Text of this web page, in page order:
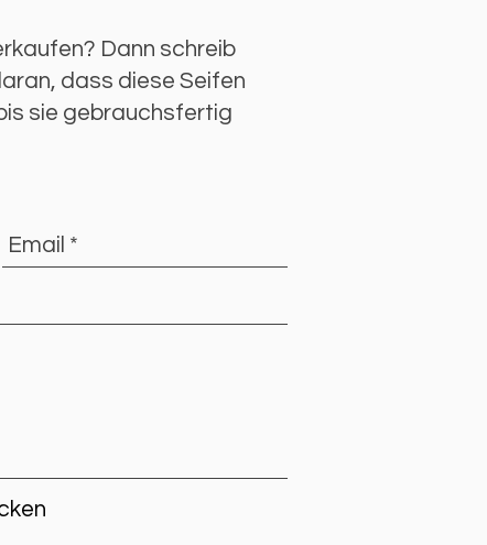
Dann schreib
dass diese Seifen
sie gebrauchsfertig